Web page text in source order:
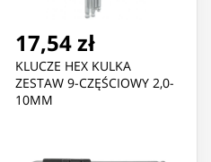
17,54 zł
KLUCZE HEX KULKA
ZESTAW 9-CZĘŚCIOWY 2,0-
10MM